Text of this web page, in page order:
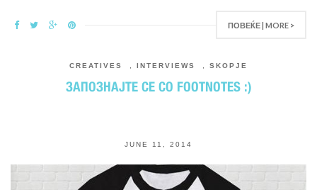
ПОВЕЌЕ | MORE >
CREATIVES INTERVIEWS SKOPJE
ЗАПОЗНАЈТЕ СЕ СО FOOTNOTES :)
JUNE 11, 2014